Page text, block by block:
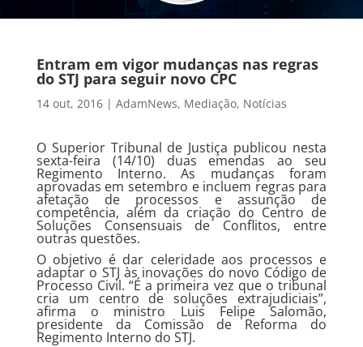
Entram em vigor mudanças nas regras
do STJ para seguir novo CPC
14 out, 2016| AdamNews, Mediação, Notícias
O Superior Tribunal de Justiça publicou nesta
sexta-feira (14/10) duas emendas ao seu
Regimento Interno. As mudançasforam
aprovadas em setembro e incluem regras para
afetação de processos e assunção de
competência, além da criação do Centro de
Soluções Consensuais de Conflitos, entre
outras questões.
O objetivo é dar celeridade aos processos e
adaptar o STJ às inovações do novo Código de
Processo Civil. “É a primeira vez que o tribunal
cria um centro de soluções extrajudiciais”,
afirma o ministro Luis Felipe Salomão,
presidente da Comissão de Reforma do
Regimento Interno do STJ.